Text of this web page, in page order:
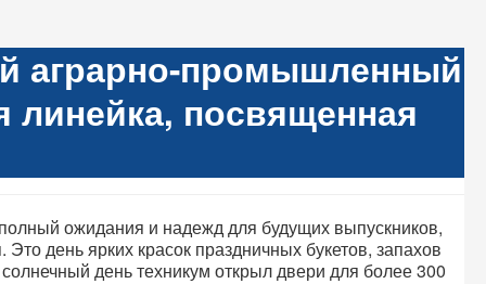
аграрно-промышленный
линейка, посвященная
ожидания и надежд для будущих выпускников,
день ярких красок праздничных букетов, запахов
день техникум открыл двери для более 300